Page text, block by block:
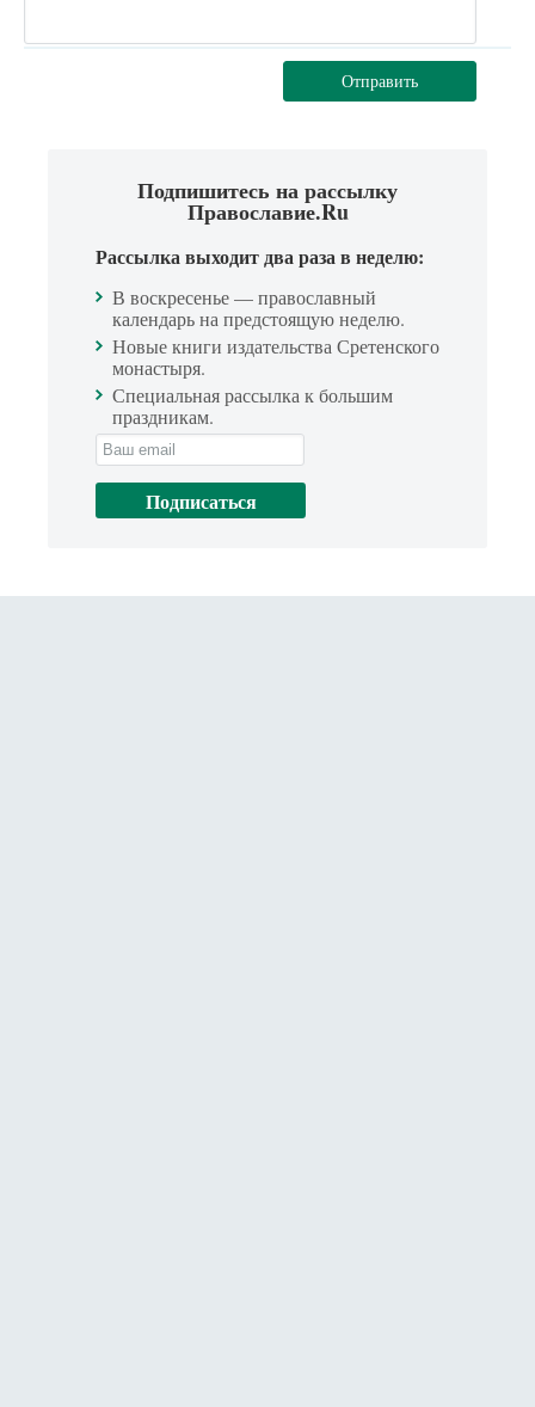
Отправить
Подпишитесь на рассылку
Православие.Ru
Рассылка выходит два раза в неделю:
В воскресенье — православный
календарь на предстоящую неделю.
Новые книги издательства Сретенского
монастыря.
Специальная рассылка к большим
праздникам.